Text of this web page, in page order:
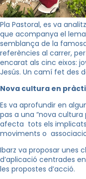
Pla Pastoral, es va
que acompanya el
semblança de la
referències al carrer,
encarat als cinc eixos:
Jesús. Un camí fet des
Nova cultura en
Es va aprofundir en
pas a una “nova
afecta tots els
moviments o
Ibarz va proposar unes
d’aplicació centrades
les propostes d’acció.